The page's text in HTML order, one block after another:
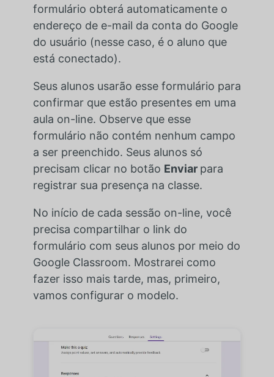
formulário obterá automaticamente o
endereço de e-mail da conta do Google
do usuário (nesse caso, é o aluno que
está conectado).
Seus alunos usarão esse formulário para
confirmar que estão presentes em uma
aula on-line. Observe que esse
formulário não contém nenhum campo
a ser preenchido. Seus alunos só
precisam clicar no botão Enviar para
registrar sua presença na classe.
No início de cada sessão on-line, você
precisa compartilhar o link do
formulário com seus alunos por meio do
Google Classroom. Mostrarei como
fazer isso mais tarde, mas, primeiro,
vamos configurar o modelo.